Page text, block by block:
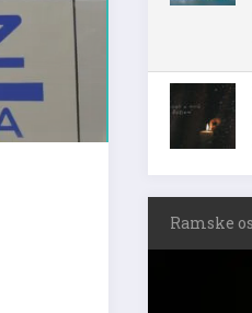
Ramske